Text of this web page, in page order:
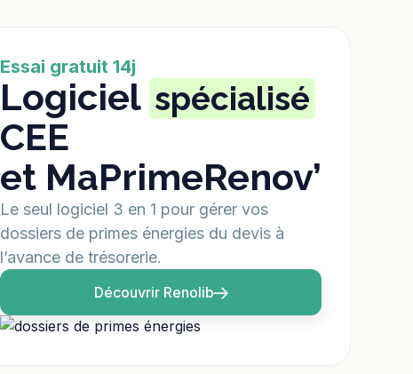
Essai gratuit 14j
Logiciel spécialisé
CEE
et MaPrimeRenov’
Le seul logiciel 3 en 1 pour gérer vos
dossiers de primes énergies du devis à
l’avance de trésorerie.
Découvrir Renolib